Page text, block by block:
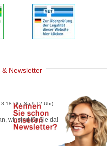
& Newsletter
8-18 Uhr, Sa 9-12 Uhr)
wir sind für Sie da!